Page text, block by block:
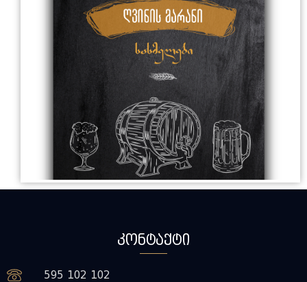
კონტაქტი
595 102 102